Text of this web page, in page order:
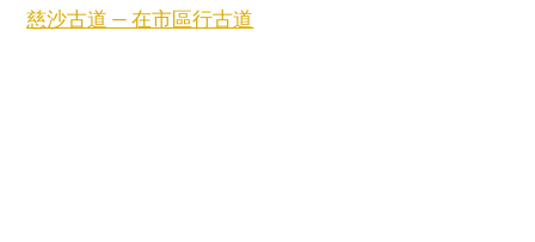
慈沙古道 — 在市區行古道